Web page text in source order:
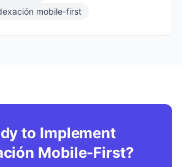
mobile-first
to Implement
Mobile-First?